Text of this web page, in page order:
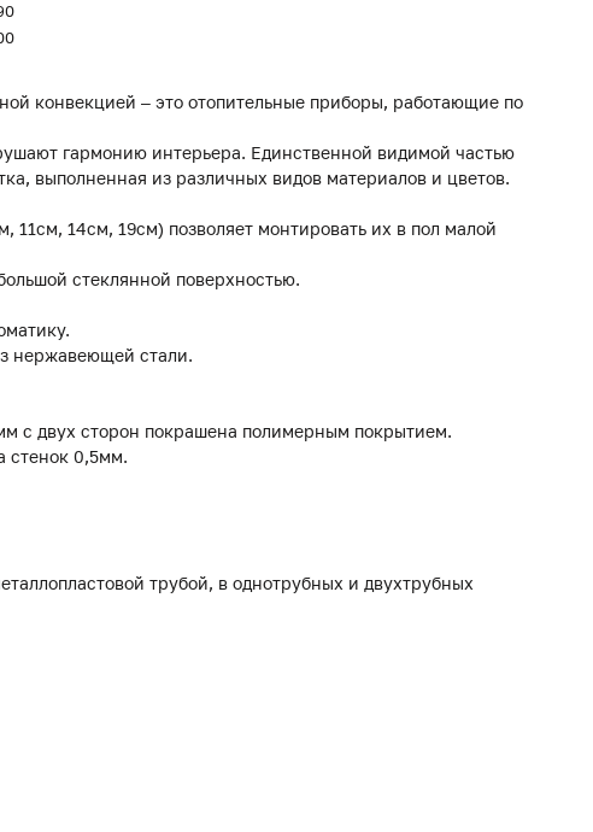
конвекцией – это отопительные приборы, работающие по
гармонию интерьера. Единственной видимой частью
выполненная из различных видов материалов и цветов.
11см, 14см, 19см) позволяет монтировать их в пол малой
стеклянной поверхностью.
нержавеющей стали.
с двух сторон покрашена полимерным покрытием.
стенок 0,5мм.
трубой, в однотрубных и двухтрубных